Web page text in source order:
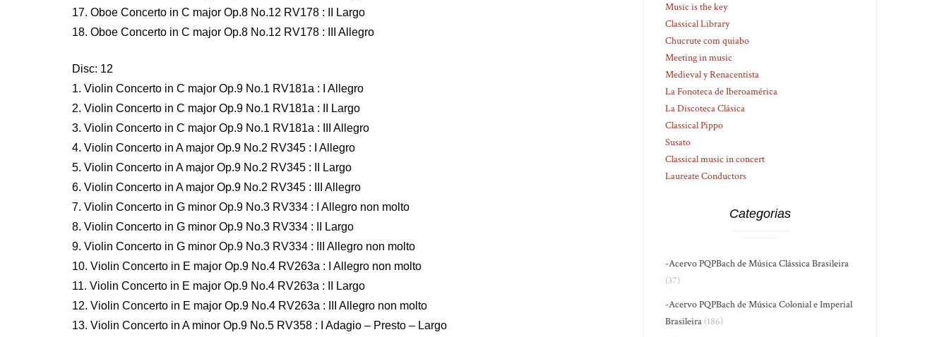
17. Oboe Concerto in C major Op.8 No.12 RV178 : II Largo
18. Oboe Concerto in C major Op.8 No.12 RV178 : III Allegro
Disc: 12
1. Violin Concerto in C major Op.9 No.1 RV181a : I Allegro
2. Violin Concerto in C major Op.9 No.1 RV181a : II Largo
3. Violin Concerto in C major Op.9 No.1 RV181a : III Allegro
4. Violin Concerto in A major Op.9 No.2 RV345 : I Allegro
5. Violin Concerto in A major Op.9 No.2 RV345 : II Largo
6. Violin Concerto in A major Op.9 No.2 RV345 : III Allegro
7. Violin Concerto in G minor Op.9 No.3 RV334 : I Allegro non molto
8. Violin Concerto in G minor Op.9 No.3 RV334 : II Largo
9. Violin Concerto in G minor Op.9 No.3 RV334 : III Allegro non molto
10. Violin Concerto in E major Op.9 No.4 RV263a : I Allegro non molto
11. Violin Concerto in E major Op.9 No.4 RV263a : II Largo
12. Violin Concerto in E major Op.9 No.4 RV263a : III Allegro non molto
13. Violin Concerto in A minor Op.9 No.5 RV358 : I Adagio – Presto – Largo
Music is the key
Classical Library
Chucrute com quiabo
Meeting in music
Medieval y Renacentista
La Fonoteca de Iberoamérica
La Discoteca Clásica
Classical Pippo
Susato
Classical music in concert
Laureate Conductors
Categorias
-Acervo PQPBach de Música Clássica Brasileira
(37)
-Acervo PQPBach de Música Colonial e Imperial
Brasileira (186)